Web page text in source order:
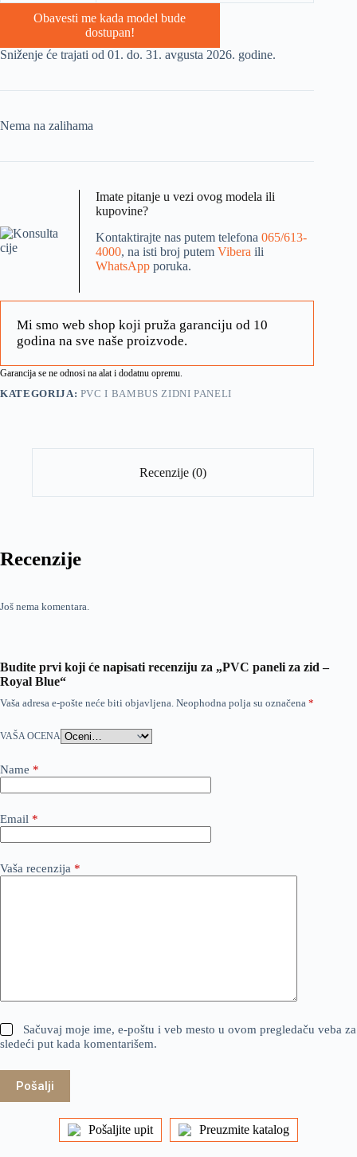
Obavesti me kada model bude
dostupan!
Sniženje će trajati od 01. do. 31. avgusta 2026. godine.
Nema na zalihama
Imate pitanje u vezi ovog modela ili
kupovine?
Kontaktirajte nas putem telefona 065/613-
4000, na isti broj putem Vibera ili
WhatsApp poruka.
Mi smo web shop koji pruža garanciju od 10
godina na sve naše proizvode.
Garancija se ne odnosi na alat i dodatnu opremu.
KATEGORIJA: PVC I BAMBUS ZIDNI PANELI
Recenzije (0)
Recenzije
Još nema komentara.
Budite prvi koji će napisati recenziju za „PVC paneli za zid –
Royal Blue“
Vaša adresa e-pošte neće biti objavljena. Neophodna polja su označena *
VAŠA OCENA
Name *
Email *
Vaša recenzija *
Sačuvaj moje ime, e-poštu i veb mesto u ovom pregledaču veba za
sledeći put kada komentarišem.
Pošalji
Pošaljite upit Preuzmite katalog